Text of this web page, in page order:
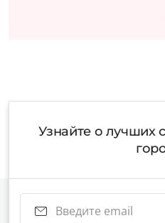
Узнайте о лучших